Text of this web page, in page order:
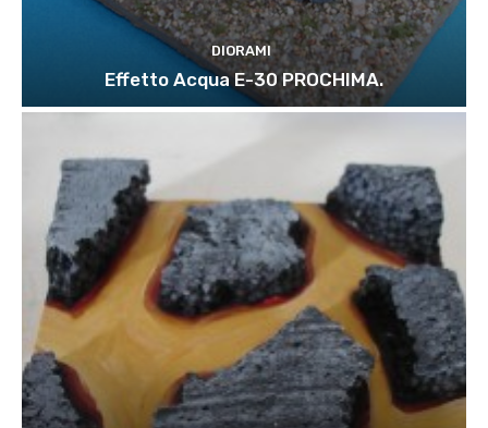
DIORAMI
Effetto Acqua E-30 PROCHIMA.